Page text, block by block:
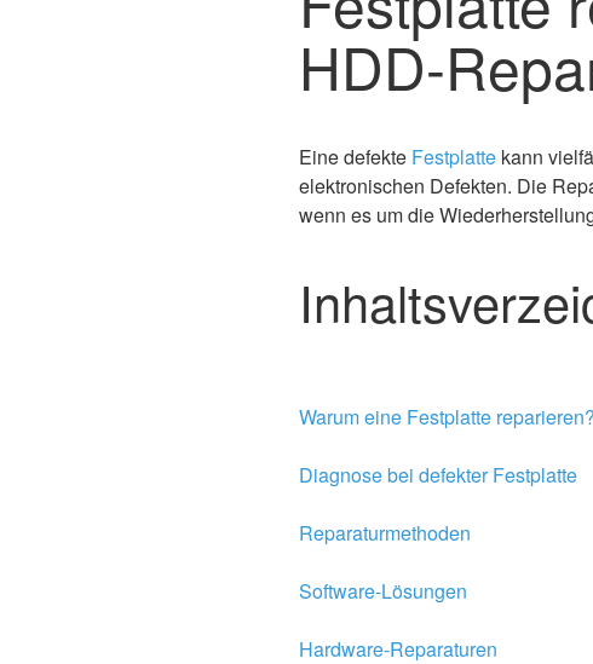
HDD-
Eine defekte Festplatte kann
elektronischen Defekten. Die
wenn es um die
Warum eine Festplatte reparieren?
Diagnose bei defekter Festplatte
Reparaturmethoden
Software-Lösungen
Hardware-Reparaturen